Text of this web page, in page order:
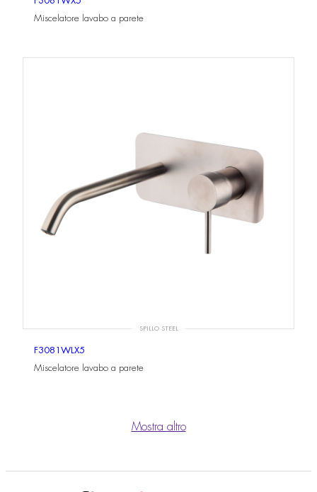
Miscelatore lavabo a parete
SPILLO STEEL
F3081WLX5
Miscelatore lavabo a parete
Mostra altro